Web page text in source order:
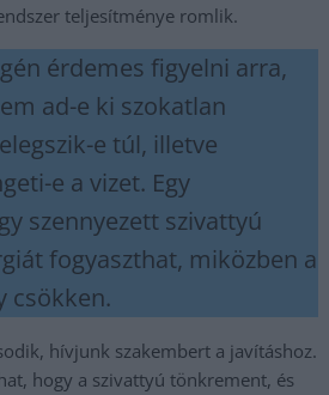
teljesítménye romlik.
érdemes figyelni arra,
ad-e ki szokatlan
e túl, illetve
e a vizet. Egy
szennyezett szivattyú
fogyaszthat, miközben a
csökken.
hívjunk szakembert a javításhoz.
hogy a szivattyú tönkrement, és